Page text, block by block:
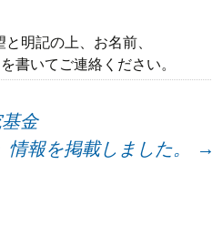
明記の上、お名前、
いてご連絡ください。
金
報を掲載しました。
→